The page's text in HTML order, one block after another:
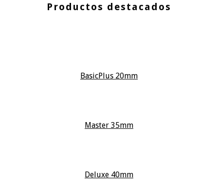
Productos destacados
BasicPlus 20mm
Master 35mm
Deluxe 40mm